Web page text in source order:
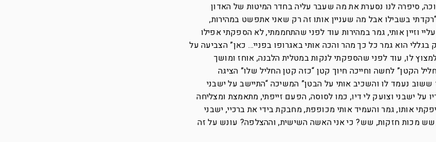
סיפרה לנו נסערת את מה שעבר עליה בחדר המיטות של האדון
בשבילו אבל מה שעניין אותו זה רק שאני אתפשט במהירות,
וזיין אותי, גמר במהירות עוד לפני שהתחממתי, לא הספקתי אפילו
הוא גמר כל כך מהר והכה אותי באגרופו בפניי… כאן” הצביעה על
לו, עוד לפני שהספקתי לנקות במטלית הלבנה, אוחז ומושך
הקטן” לחשה וחייכה חיוך קטן “כזה קטן החליל שלו” הציגה
נעמד לו והשכיב אותי על הבטן” המשיכה “התיישב על ישבני
על ישבני וצועק לי דיו, כמו לסוסה, הפעם זייפתי, מתאמצת ומצליחה
אותו, גמר והעמיד אותי מכופפת, מחבקת בידי את ברכיי, ישבני
מכות חזקות, שש? כי אני האשה השישית, וההצלפה? עונש על זה